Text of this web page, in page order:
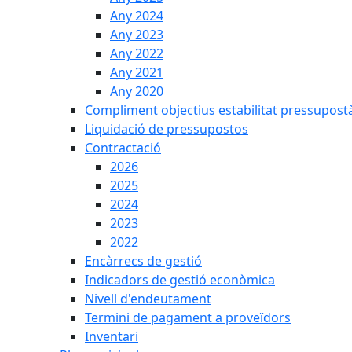
Any 2024
Any 2023
Any 2022
Any 2021
Any 2020
Compliment objectius estabilitat
Liquidació de pressupostos
Contractació
2026
2025
2024
2023
2022
Encàrrecs de gestió
Indicadors de gestió econòmica
Nivell d'endeutament
Termini de pagament a proveïdors
Inventari